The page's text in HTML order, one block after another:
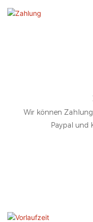
Wir können
Paypal und